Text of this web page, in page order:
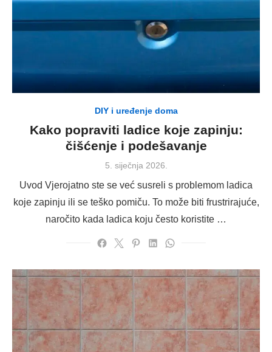
DIY i uređenje doma
Kako popraviti ladice koje zapinju:
čišćenje i podešavanje
Posted
5. siječnja 2026.
Uvod Vjerojatno ste se već susreli s problemom ladica
koje zapinju ili se teško pomiču. To može biti frustrirajuće,
naročito kada ladica koju često koristite …